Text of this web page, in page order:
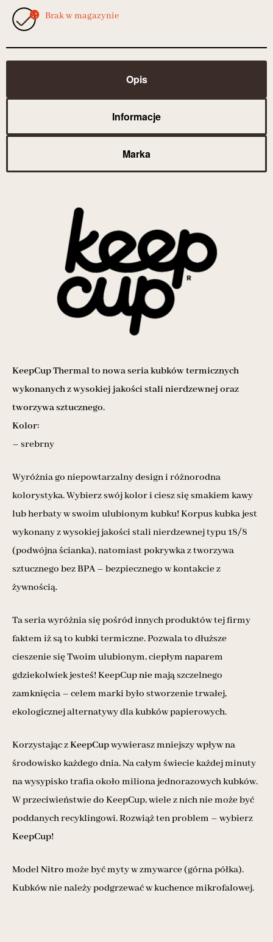
Brak w magazynie
Opis
Informacje
Marka
KeepCup Thermal to nowa seria kubków termicznych
wykonanych z wysokiej jakości stali nierdzewnej oraz
tworzywa sztucznego.
Kolor:
– srebrny
Wyróżnia go niepowtarzalny design i różnorodna
kolorystyka. Wybierz swój kolor i ciesz się smakiem kawy
lub herbaty w swoim ulubionym kubku! Korpus kubka jest
wykonany z wysokiej jakości stali nierdzewnej typu 18/8
(podwójna ścianka), natomiast pokrywka z tworzywa
sztucznego bez BPA – bezpiecznego w kontakcie z
żywnością.
Ta seria wyróżnia się pośród innych produktów tej firmy
faktem iż są to kubki termiczne. Pozwala to dłuższe
cieszenie się Twoim ulubionym, ciepłym naparem
gdziekolwiek jesteś! KeepCupniemają szczelnego
zamknięcia – celem marki było stworzenie trwałej,
ekologicznej alternatywy dla kubków papierowych.
Korzystając zKeepCupwywierasz mniejszy wpływ na
środowisko każdego dnia. Na całym świecie każdej minuty
na wysypisko trafia około miliona jednorazowych kubków.
W przeciwieństwie do KeepCup, wiele z nich nie może być
poddanych recyklingowi. Rozwiąż ten problem – wybierz
KeepCup!
ModelNitro może być myty w zmywarce (górna półka).
Kubków nie należy podgrzewać w kuchence mikrofalowej.